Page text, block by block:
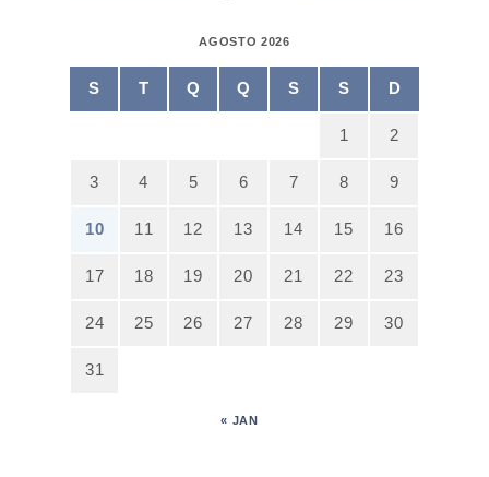
AGOSTO 2026
S T Q Q S S D
1 2
3 4 5 6 7 8 9
10 11 12 13 14 15 16
17 18 19 20 21 22 23
24 25 26 27 28 29 30
31
« JAN